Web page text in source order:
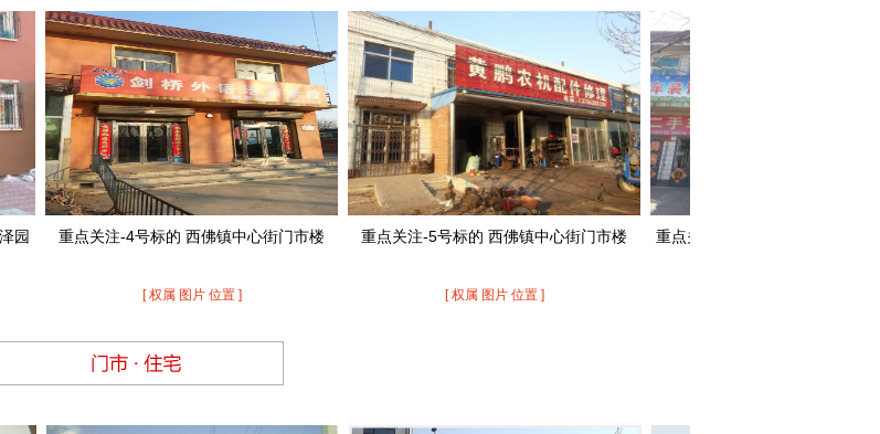
296号 海城市耿庄镇东耿村两处房产及土地使用权
295号 海城市腾鳌镇福安街道颐水嘉德二期6处房产
294号 海城市北关街骏都国际门市
293号 海城市南台镇王二官村房产及土地使用权
292号 鞍山市立山区体育馆北2处房产
291号 鞍山市千山区鞍腾路房产及土地使用权
290号 铁西开发区二台委
289号 海城市八里镇粮库综合一号楼南数第五个商业...
288号 海城市兴海管理区钢铁村委会房产
286号 海城市海洲管理区北关街合力委房产
284号 海城南关
283号 台安县振兴路北（原劳动大厦）房产
131号 台安县高力房镇长安路南门市楼
129号 台安县台安镇繁荣街西大庆路回迁D-7号楼东7...
149号 台安县大庆路西段路北自来水公司开发楼东一...
148号 台安县台东区杨树村房产
147号 台安镇繁荣街北段路东房产
146号 台安县西平林场北部房产及土地使用权
145号 台安县高力房镇兴隆街路东房产
144号 台安县西佛镇本街房产
143号 台安县台安镇光明街西金山迪雅溪谷49号楼4
141号 台安镇台盘路38号美伦堡房产2处
139号 台安县富家镇新华农场辽河滩地
117号 鞍山市铁东区二一九路5-S1至S8八处房产...
116号 鞍山市铁西区人民路4号楼1-23轴3处网点...
115号 鞍山市千山区南三环路630号房产及土地使用
权...
114号 海城市海州管理区北关街红星委红星五组团红...
113号 海城市东四镇东四村房产及土地使用权
112号 鞍山市铁东区汇园大道138栋6层11号房产...
111号 鞍山市铁东区中华南路146栋1-3层S5号房产...
126号 鞍山市旧堡鞍腾路南地号村房产及土地使用权
125号 岫岩满族自治县岫岩镇雅河工业园南侧产品展...
123号 鞍山市铁东区解放东路351栋-1层3号、9号车
46号 本溪满族自治县小市镇政府路46-...
45号 本溪满族自治县长江路392#-01、...
44号 本溪满族自治县长江路392#-06房...
43号 本溪县农牧场吴家东沟房产
42号 东港市新兴区港都丽府1号楼房产
41号 本溪市明山区解放北路123-3栋1层...
40号 本溪溪湖街滨河北路房产及土地使...
39号 南芬区郭家街道办事处解放村林权
38号 本溪县政府路商业用房2处
36号 本溪县小市镇碱厂堡村办公用房
167号 本溪满族自治县小市镇长江路52...
166号 本溪满族自治县小市镇长江路54...
165号 本溪满族自治县小市镇长江路39...
164号 本溪满族自治县小市镇佳鑫国际...
183号 本溪满族自治县紫荆花园-1层车...
182号 本溪满族自治县草河城镇王坊村...
181号 盘锦市大洼区田家街道房产
173号 本溪满族自治县天著西路24-1#-...
重点关注-4号标的 西佛镇中心街门市楼
[ 权属 图片 位置 ]
重点关注-5号标的 西佛镇中心街门市楼
[ 权属 图片 位置 ]
重点关注-6号标的 台安县高力房镇兴隆街